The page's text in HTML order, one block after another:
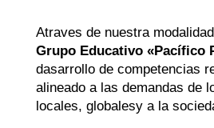
Atraves de nuestra
Grupo Educativo «Pacífico
dasarrollo de competencias
alineado a las demandas de
locales, globalesy a la